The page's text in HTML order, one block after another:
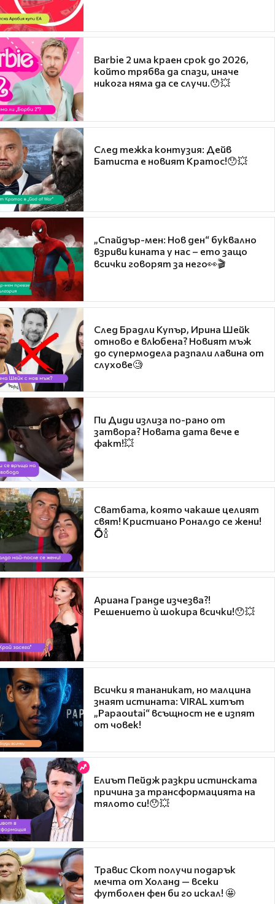
Barbie 2 има краен срок до 2026,
който трябва да спази, иначе
никога няма да се случи.😯💥
След тежка контузия: Дейв
Батиста е новият Кратос!😯💥
„Спайдър-мен: Нов ден“ буквално
взриви кината у нас – ето защо
всички говорят за него👀🎬
След Брадли Купър, Ирина Шейк
отново е влюбена? Новият мъж
до супермодела разпали лавина от
слухове🧐
Пи Диди излиза по-рано от
затвора? Новата дата вече е
факт!💥
Сватбата, която чакаше целият
свят! Кристиано Роналдо се жени!
💍🍾
Ариана Гранде изчезва?!
Решението ѝ шокира всички!😯💥
Всички я тананикат, но малцина
знаят истината: VIRAL хитът
„Papaoutai“ всъщност не е изпят
от човек!
Елиът Пейдж разкри истинската
причина за трансформацията на
тялото си!😯💥
Травис Скот получи подарък
мечта от Холанд — всеки
футболен фен би го искал! 🤩